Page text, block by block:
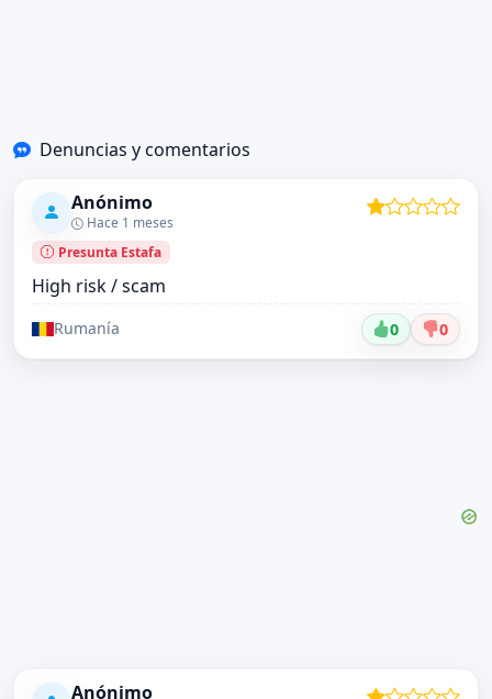
Denuncias y comentarios
Anónimo
Hace 1 meses
Presunta Estafa
High risk / scam
Rumanía 0 0
Anónimo